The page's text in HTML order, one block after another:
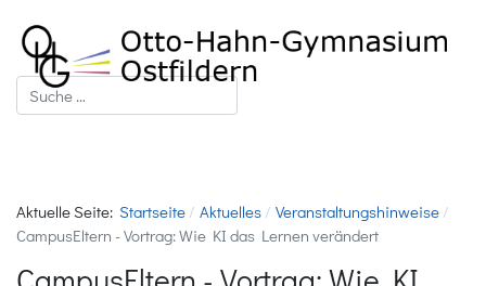
Suchen
Aktuelle Seite: Startseite Aktuelles
Veranstaltungshinweise
CampusEltern - Vortrag: Wie KI das Lernen verändert